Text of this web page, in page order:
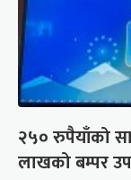
२५० रुपैयाँको
लाखको बम्पर